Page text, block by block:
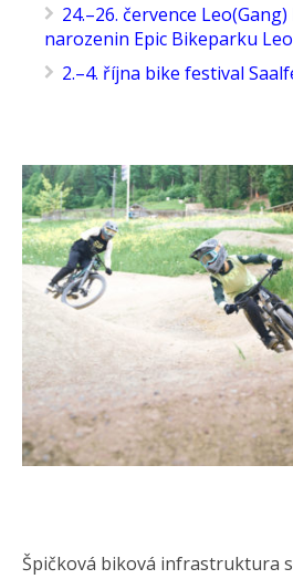
24.–26. července
narozenin Epic Bikeparku
2.–4. října bike festival
Špičková biková infrastruktura